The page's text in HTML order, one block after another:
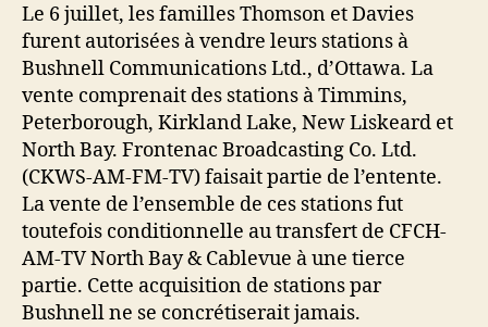
Le 6 juillet, les familles Thomson et Davies
furent autorisées à vendre leurs stations à
Bushnell Communications Ltd., d’Ottawa. La
vente comprenait des stations à Timmins,
Peterborough, Kirkland Lake, New Liskeard et
North Bay. Frontenac Broadcasting Co. Ltd.
(CKWS-AM-FM-TV) faisait partie de l’entente.
La vente de l’ensemble de ces stations fut
toutefois conditionnelle au transfert de CFCH-
AM-TV North Bay & Cablevue à une tierce
partie. Cette acquisition de stations par
Bushnell ne se concrétiserait jamais.